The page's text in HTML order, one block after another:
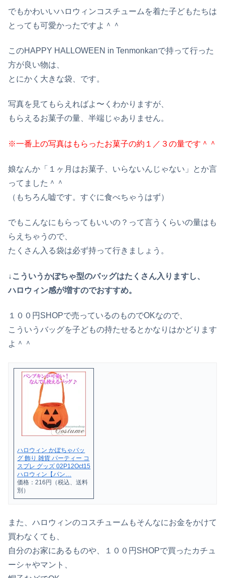
でもかわいいハロウィンコスチュームを着た子どもたちは
とっても可愛かったですよ＾＾
このHAPPY HALLOWEEN in Tenmonkanで持って行った
方が良い物は、
とにかく大きな袋、です。
写真を見てもらえればよ〜くわかりますが、
もらえるお菓子の量、半端じゃありません。
※一番上の写真はもらったお菓子の約１／３の量です＾＾
娘なんか「１ヶ月はお菓子、いらないんじゃない」とか言
ってました＾＾
（もちろん嘘です。すぐに食べちゃうはず）
でもこんなにもらってもいいの？って言うくらいの量はも
らえちゃうので、
たくさん入る袋は必ず持って行きましょう。
↓こういうかぼちゃ型のバッグはたくさん入りますし、
ハロウィン感が増すのでおすすめ。
１００円SHOPで売っているのものでOKなので、
こういうバッグを子どもの持たせるとかなりはかどります
よ＾＾
ハロウィン かぼちゃバッ
グ 飾り 雑貨 パーティー コ
スプレ グッズ 02P12Oct15
ハロウィン【パン…
価格：216円（税込、送料
別）
また、ハロウィンのコスチュームもそんなにお金をかけて
買わなくても、
自分のお家にあるものや、１００円SHOPで買ったカチュ
ーシャやマント、